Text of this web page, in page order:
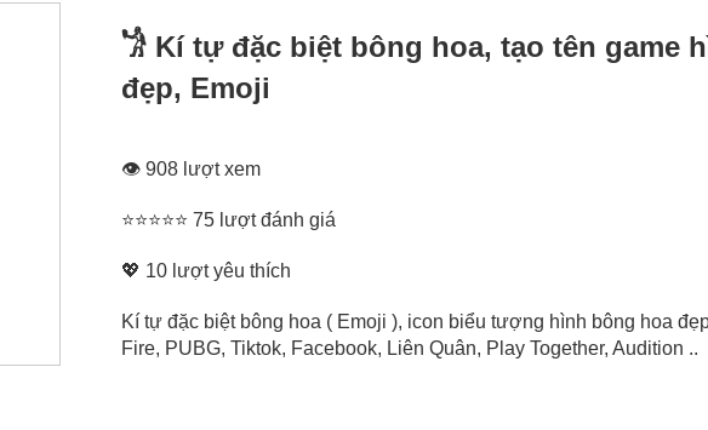
𓁋 Kí tự đặc biệt bông hoa, tạo tên game
đẹp, Emoji
👁 908 lượt xem
⭐⭐⭐⭐⭐ 75 lượt đánh giá
💖 10 lượt yêu thích
Kí tự đặc biệt bông hoa ( Emoji ), icon biểu tượng hình bông hoa
Fire, PUBG, Tiktok, Facebook, Liên Quân, Play Together, Audition ..